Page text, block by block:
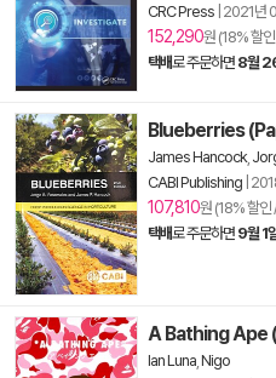
CRC Press 2021년
152,290원 (18% 할
택배로 주문하면 8월
Blueberries
James Hancock,
CABI Publishing
107,810원 (18% 할
택배로 주문하면 9월 1
A Bathing Ape
Ian Luna Nigo